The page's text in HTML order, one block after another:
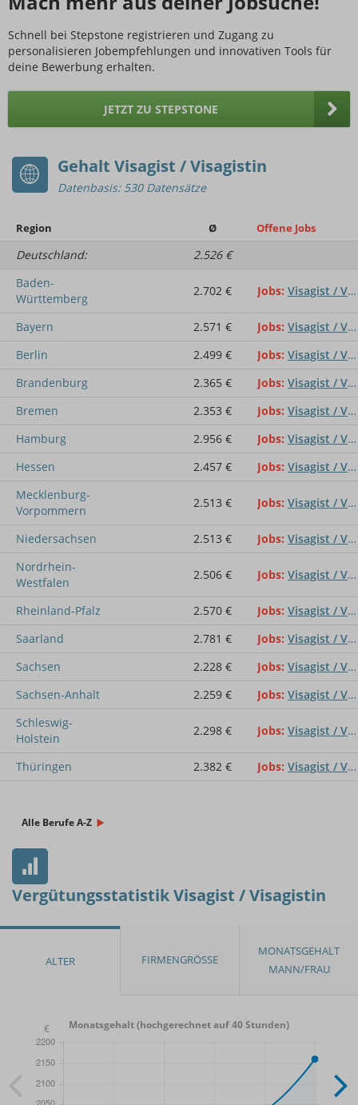
Schnell bei Stepstone registrieren und Zugang zu
personalisieren Jobempfehlungen und innovativen Tools für
deine Bewerbung erhalten.
JETZT ZU STEPSTONE
Gehalt Visagist / Visagistin
Datenbasis: 530 Datensätze
Region Ø Offene Jobs
Deutschland:
2.526 €
Baden-
Württemberg
2.702 € Jobs Visagist / Visagistin
Bayern 2.571 € Jobs Visagist / Visagistin
Berlin
2.499 € Jobs Visagist / Visagistin
Brandenburg
2.365 € Jobs Visagist / Visagistin
Bremen
2.353 € Jobs Visagist / Visagistin
Hamburg
2.956 € Jobs Visagist / Visagistin
Hessen
2.457 € Jobs Visagist / Visagistin
Mecklenburg-
Vorpommern
2.513 € Jobs Visagist / Visagistin
Niedersachsen 2.513 € Jobs Visagist / Visagistin
Nordrhein-
Westfalen
2.506 € Jobs Visagist / Visagistin
Rheinland-Pfalz 2.570 € Jobs Visagist / Visagistin
Saarland
2.781 € Jobs Visagist / Visagistin
Sachsen
2.228 € Jobs Visagist / Visagistin
Sachsen-Anhalt
2.259 € Jobs Visagist / Visagistin
Schleswig-
Holstein
2.298 € Jobs Visagist / Visagistin
Thüringen 2.382 € Jobs Visagist / Visagistin
Alle Berufe A-Z
Vergütungsstatistik Visagist / Visagistin
Monatsgehalt (hochgerechnet auf 40 Stunden)